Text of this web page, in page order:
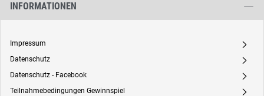
INFORMATIONEN
Impressum A
Datenschutz A
Datenschutz - Facebook A
Teilnahmebedingungen Gewinnspiel A